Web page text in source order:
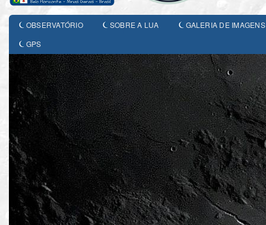
OBSERVATÓRIO SOBRE A LUA
GALERIA DE IMAGENS
GPS